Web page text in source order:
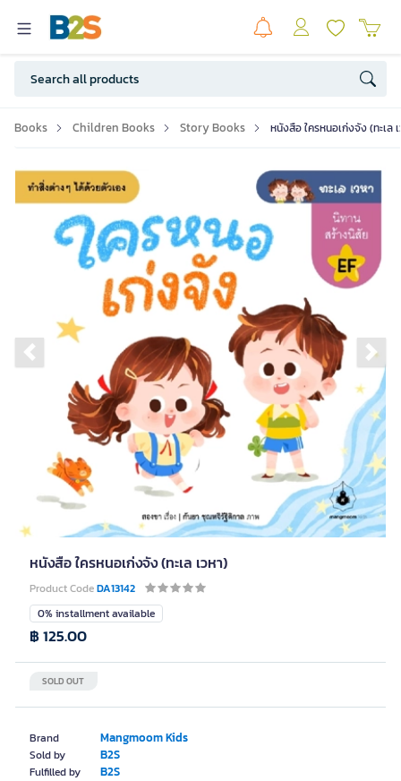
Books Children Books Story Books หนังสือ ใครหนอเก่งจัง (ทะเล
Previous slide
หนังสือ ใครหนอเก่งจัง (ทะเล เวหา)
Product CodeDA13142
Brand Mangmoom Kids
Sold by B2S
Fulfilled by B2S
0% installment available
SOLD OUT
฿ 125.00